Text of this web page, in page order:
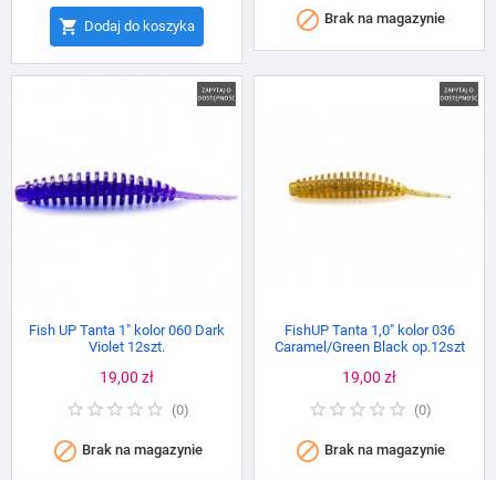
 Dodaj do koszyka  Brak na magazynie
Fish UP Tanta 1″ kolor 060 Dark
Violet 12szt.
Cena
19,00 zł
(0)
 Brak na magazynie
FishUP Tanta 1,0" kolor 036
Caramel/Green Black op.12szt
Cena
19,00 zł
(0)
 Brak na magazynie